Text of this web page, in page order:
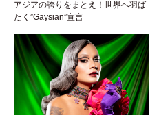
アジアの誇りをまとえ！世界へ羽ば
たく”Gaysian”宣言